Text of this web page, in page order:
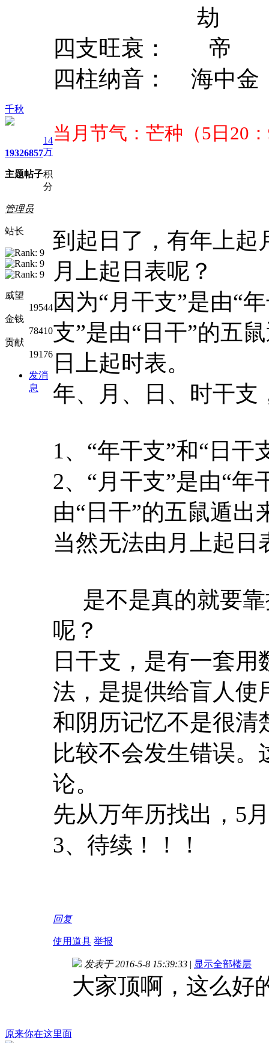
千秋
1932
主题
6857
帖子
14
万
积
分
管理员
站长
威望
19544
金钱
78410
贡献
19176
发消
息
劫 官才
四支旺衰
四柱纳音： 海
当月节气：芒种（5日20
到起日了，有年上起
月上起日表呢？
因为“月干支”是由“
支”是由“日干”的五
日上起时表。
年、月、日、时干支
1、“年干支”和“日干
2、“月干支”是由“年
由“日干”的五鼠遁出
当然无法由月上起日
是不是真的就要靠
呢？
日干支，是有一套
法，是提供给盲人使
和阴历记忆不是很清
比较不会发生错误
论。
先从万年历找出，5
3、待续！！！
回复
使用道具 举报
原来你在这里面
发表于 2016-5-8 15:39:33 | 显示全部楼层
大家顶啊，这么好